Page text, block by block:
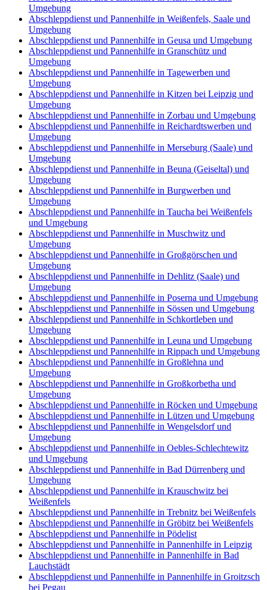
Umgebung
Abschleppdienst und Pannenhilfe in Weißenfels, Saale und
Umgebung
Abschleppdienst und Pannenhilfe in Geusa und Umgebung
Abschleppdienst und Pannenhilfe in Granschütz und
Umgebung
Abschleppdienst und Pannenhilfe in Tagewerben und
Umgebung
Abschleppdienst und Pannenhilfe in Kitzen bei Leipzig und
Umgebung
Abschleppdienst und Pannenhilfe in Zorbau und Umgebung
Abschleppdienst und Pannenhilfe in Reichardtswerben und
Umgebung
Abschleppdienst und Pannenhilfe in Merseburg (Saale) und
Umgebung
Abschleppdienst und Pannenhilfe in Beuna (Geiseltal) und
Umgebung
Abschleppdienst und Pannenhilfe in Burgwerben und
Umgebung
Abschleppdienst und Pannenhilfe in Taucha bei Weißenfels
und Umgebung
Abschleppdienst und Pannenhilfe in Muschwitz und
Umgebung
Abschleppdienst und Pannenhilfe in Großgörschen und
Umgebung
Abschleppdienst und Pannenhilfe in Dehlitz (Saale) und
Umgebung
Abschleppdienst und Pannenhilfe in Poserna und Umgebung
Abschleppdienst und Pannenhilfe in Sössen und Umgebung
Abschleppdienst und Pannenhilfe in Schkortleben und
Umgebung
Abschleppdienst und Pannenhilfe in Leuna und Umgebung
Abschleppdienst und Pannenhilfe in Rippach und Umgebung
Abschleppdienst und Pannenhilfe in Großlehna und
Umgebung
Abschleppdienst und Pannenhilfe in Großkorbetha und
Umgebung
Abschleppdienst und Pannenhilfe in Röcken und Umgebung
Abschleppdienst und Pannenhilfe in Lützen und Umgebung
Abschleppdienst und Pannenhilfe in Wengelsdorf und
Umgebung
Abschleppdienst und Pannenhilfe in Oebles-Schlechtewitz
und Umgebung
Abschleppdienst und Pannenhilfe in Bad Dürrenberg und
Umgebung
Abschleppdienst und Pannenhilfe in Krauschwitz bei
Weißenfels
Abschleppdienst und Pannenhilfe in Trebnitz bei Weißenfels
Abschleppdienst und Pannenhilfe in Gröbitz bei Weißenfels
Abschleppdienst und Pannenhilfe in Pödelist
Abschleppdienst und Pannenhilfe in Pannenhilfe in Leipzig
Abschleppdienst und Pannenhilfe in Pannenhilfe in Bad
Lauchstädt
Abschleppdienst und Pannenhilfe in Pannenhilfe in Groitzsch
bei Pegau